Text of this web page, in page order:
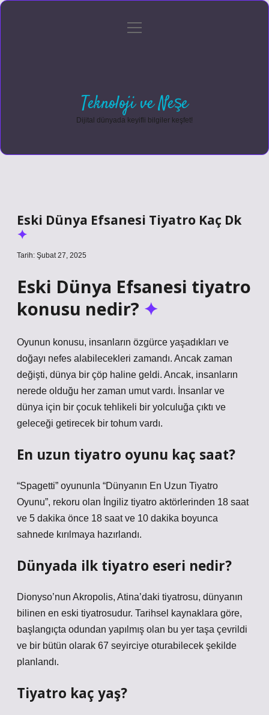
Gizlilik Politikası
menüyü
Teknoloji ve Neşe
Dijital dünyada keyifli bilgiler keşfet!
Eski Dünya Efsanesi Tiyatro Kaç Dk
Tarih: Şubat 27, 2025
Eski Dünya Efsanesi tiyatro
konusu nedir?
Oyunun konusu, insanların özgürce yaşadıkları ve
doğayı nefes alabilecekleri zamandı. Ancak zaman
değişti, dünya bir çöp haline geldi. Ancak, insanların
nerede olduğu her zaman umut vardı. İnsanlar ve
dünya için bir çocuk tehlikeli bir yolculuğa çıktı ve
geleceği getirecek bir tohum vardı.
En uzun tiyatro oyunu kaç saat?
“Spagetti” oyununla “Dünyanın En Uzun Tiyatro
Oyunu”, rekoru olan İngiliz tiyatro aktörlerinden 18 saat
ve 5 dakika önce 18 saat ve 10 dakika boyunca
sahnede kırılmaya hazırlandı.
Dünyada ilk tiyatro eseri nedir?
Dionyso’nun Akropolis, Atina’daki tiyatrosu, dünyanın
bilinen en eski tiyatrosudur. Tarihsel kaynaklara göre,
başlangıçta odundan yapılmış olan bu yer taşa çevrildi
ve bir bütün olarak 67 seyirciye oturabilecek şekilde
planlandı.
Tiyatro kaç yaş?